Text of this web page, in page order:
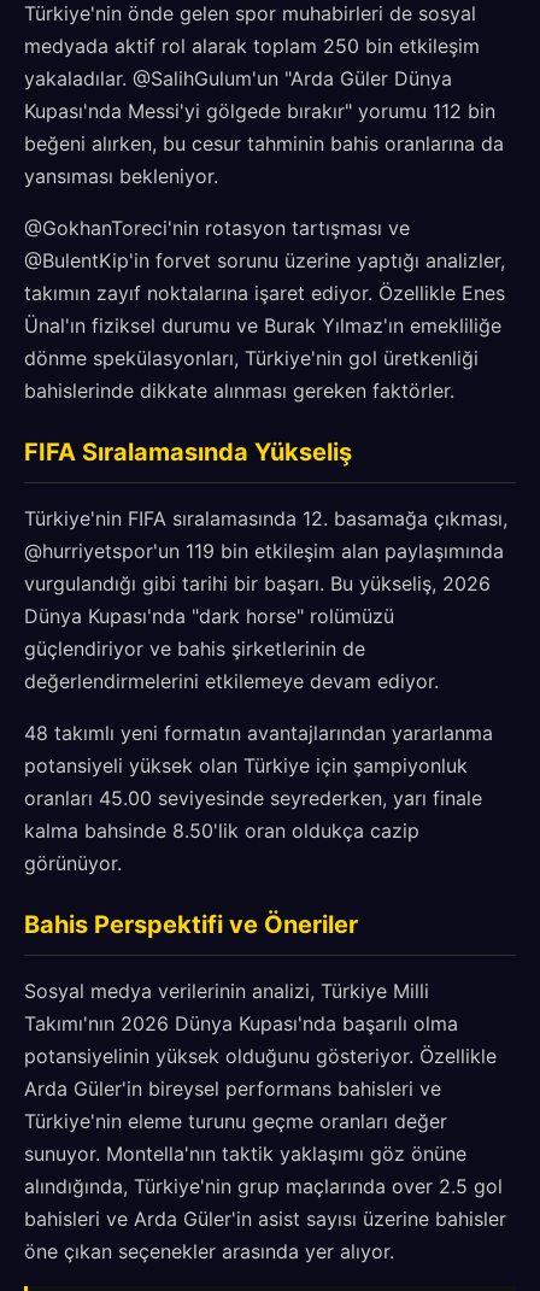
Türkiye'nin önde gelen spor muhabirleri de sosyal
medyada aktif rol alarak toplam 250 bin etkileşim
yakaladılar. @SalihGulum'un "Arda Güler Dünya
Kupası'nda Messi'yi gölgede bırakır" yorumu 112 bin
beğeni alırken, bu cesur tahminin bahis oranlarına da
yansıması bekleniyor.
@GokhanToreci'nin rotasyon tartışması ve
@BulentKip'in forvet sorunu üzerine yaptığı analizler,
takımın zayıf noktalarına işaret ediyor. Özellikle Enes
Ünal'ın fiziksel durumu ve Burak Yılmaz'ın emekliliğe
dönme spekülasyonları, Türkiye'nin gol üretkenliği
bahislerinde dikkate alınması gereken faktörler.
FIFA Sıralamasında Yükseliş
Türkiye'nin FIFA sıralamasında 12. basamağa çıkması,
@hurriyetspor'un 119 bin etkileşim alan paylaşımında
vurgulandığı gibi tarihi bir başarı. Bu yükseliş, 2026
Dünya Kupası'nda "dark horse" rolümüzü
güçlendiriyor ve bahis şirketlerinin de
değerlendirmelerini etkilemeye devam ediyor.
48 takımlı yeni formatın avantajlarından yararlanma
potansiyeli yüksek olan Türkiye için şampiyonluk
oranları 45.00 seviyesinde seyrederken, yarı finale
kalma bahsinde 8.50'lik oran oldukça cazip
görünüyor.
Bahis Perspektifi ve Öneriler
Sosyal medya verilerinin analizi, Türkiye Milli
Takımı'nın 2026 Dünya Kupası'nda başarılı olma
potansiyelinin yüksek olduğunu gösteriyor. Özellikle
Arda Güler'in bireysel performans bahisleri ve
Türkiye'nin eleme turunu geçme oranları değer
sunuyor. Montella'nın taktik yaklaşımı göz önüne
alındığında, Türkiye'nin grup maçlarında over 2.5 gol
bahisleri ve Arda Güler'in asist sayısı üzerine bahisler
öne çıkan seçenekler arasında yer alıyor.